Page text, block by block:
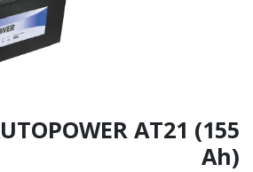
AT21 (155
Ah)